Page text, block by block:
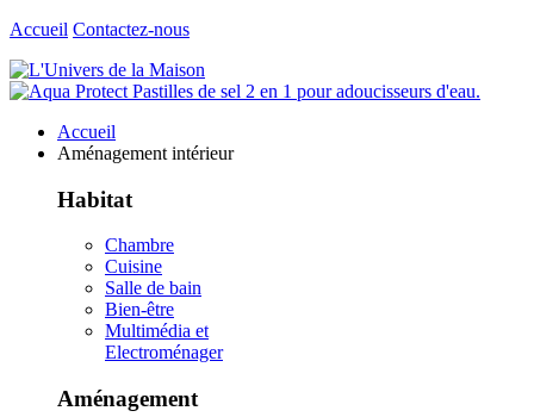
Accueil Contactez-nous
Accueil
Aménagement intérieur
Habitat
Chambre
Cuisine
Salle de bain
Bien-être
Multimédia et
Electroménager
Aménagement